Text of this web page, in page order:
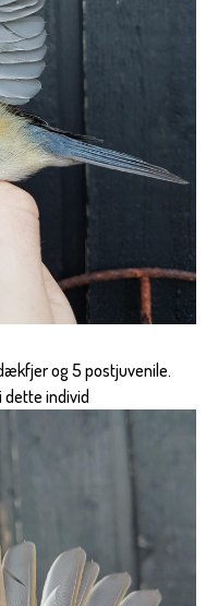
og 5 postjuvenile.
dette individ